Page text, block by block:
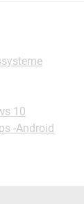
10
-Android